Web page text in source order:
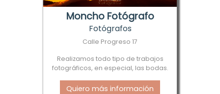
Moncho Fotógrafo
Fotógrafos
Calle Progreso 17
Realizamos todo tipo de trabajos
fotográficos, en especial, las bodas.
Quiero más información